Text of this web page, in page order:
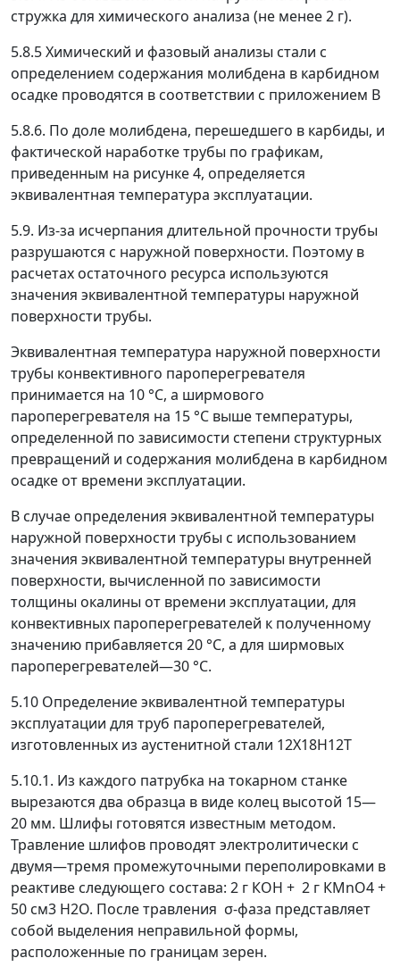
стружка для химического анализа (не менее 2 г).
5.8.5 Химический и фазовый анализы стали с
определением содержания молибдена в карбидном
осадке проводятся в соответствии с приложением В
5.8.6. По доле молибдена, перешедшего в карбиды, и
фактической наработке трубы по графикам,
приведенным на рисунке 4, определяется
эквивалентная температура эксплуатации.
5.9. Из-за исчерпания длительной прочности трубы
разрушаются с наружной поверхности. Поэтому в
расчетах остаточного ресурса используются
значения эквивалентной температуры наружной
поверхности трубы.
Эквивалентная температура наружной поверхности
трубы конвективного пароперегревателя
принимается на 10 °С, а ширмового
пароперегревателя на 15 °С выше температуры,
определенной по зависимости степени структурных
превращений и содержания молибдена в карбидном
осадке от времени эксплуатации.
В случае определения эквивалентной температуры
наружной поверхности трубы с использованием
значения эквивалентной температуры внутренней
поверхности, вычисленной по зависимости
толщины окалины от времени эксплуатации, для
конвективных пароперегревателей к полученному
значению прибавляется 20 °С, а для ширмовых
пароперегревателей—30 °С.
5.10 Определение эквивалентной температуры
эксплуатации для труб пароперегревателей,
изготовленных из аустенитной стали 12Х18Н12Т
5.10.1. Из каждого патрубка на токарном станке
вырезаются два образца в виде колец высотой 15—
20 мм. Шлифы готовятся известным методом.
Травление шлифов проводят электролитически с
двумя—тремя промежуточными переполировками в
реактиве следующего состава: 2 г КОН + 2 г КМnO4+
50 см3 Н2О. После травления σ-фаза представляет
собой выделения неправильной формы,
расположенные по границам зерен.